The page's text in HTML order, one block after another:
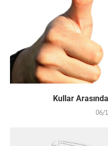
Kullar
06/